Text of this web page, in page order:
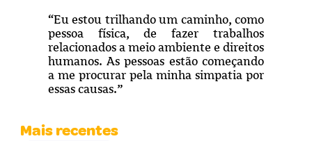
“Eu estou trilhando um caminho, como
pessoa física, de fazer trabalhos
relacionados a meio ambiente e direitos
humanos. As pessoas estão começando
a me procurar pela minha simpatia por
essas causas.”
Mais recentes